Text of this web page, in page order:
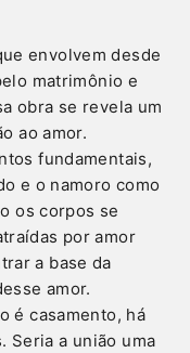
envolvem desde
matrimônio e
obra se revela um
ao amor.
fundamentais,
e o namoro como
os corpos se
por amor
a base da
amor.
é casamento, há
Seria a união uma